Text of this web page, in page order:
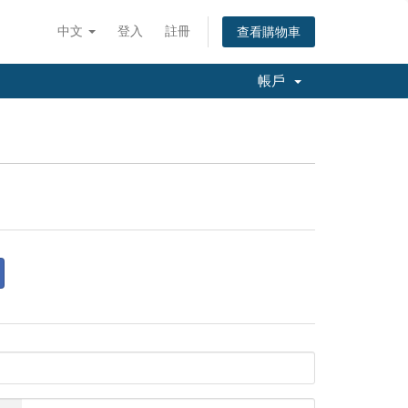
中文 登入 註冊 查看購物車
帳戶